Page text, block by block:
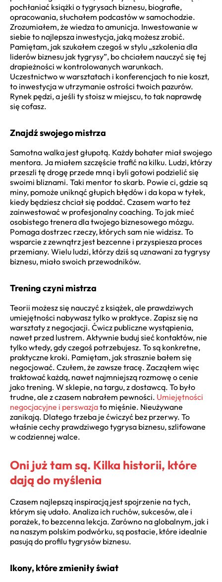
pochłaniać książki o tygrysach biznesu, biografie,
opracowania, słuchałem podcastów w samochodzie.
Zrozumiałem, że wiedza to amunicja. Inwestowanie w
siebie to najlepsza inwestycja, jaką możesz zrobić.
Pamiętam, jak szukałem czegoś w stylu „szkolenia dla
liderów biznesu jak tygrysy”, bo chciałem nauczyć się tej
drapieżności w kontrolowanych warunkach.
Uczestnictwo w warsztatach i konferencjach to nie koszt,
to inwestycja w utrzymanie ostrości twoich pazurów.
Rynek pędzi, a jeśli ty stoisz w miejscu, to tak naprawdę
się cofasz.
Znajdź swojego mistrza
Samotna walka jest głupotą. Każdy bohater miał swojego
mentora. Ja miałem szczęście trafić na kilku. Ludzi, którzy
przeszli tę drogę przede mną i byli gotowi podzielić się
swoimi bliznami. Taki mentor to skarb. Powie ci, gdzie są
miny, pomoże uniknąć głupich błędów i da kopa w tyłek,
kiedy będziesz chciał się poddać. Czasem warto też
zainwestować w profesjonalny coaching. To jak mieć
osobistego trenera dla twojego biznesowego mózgu.
Pomaga dostrzec rzeczy, których sam nie widzisz. To
wsparcie z zewnątrz jest bezcenne i przyspiesza proces
przemiany. Wielu ludzi, którzy dziś są uznawani za tygrysy
biznesu, miało swoich przewodników.
Trening czyni mistrza
Teorii możesz się nauczyć z książek, ale prawdziwych
umiejętności nabywasz tylko w praktyce. Zapisz się na
warsztaty z negocjacji. Ćwicz publiczne wystąpienia,
nawet przed lustrem. Aktywnie buduj sieć kontaktów, nie
tylko wtedy, gdy czegoś potrzebujesz. To są konkretne,
praktyczne kroki. Pamiętam, jak strasznie bałem się
negocjować. Czułem, że zawsze tracę. Zacząłem więc
traktować każdą, nawet najmniejszą rozmowę o cenie
jako trening. W sklepie, na targu, z dostawcą. To było
trudne, ale z czasem nabrałem pewności. Umiejętności
negocjacyjne i perswazjato mięśnie. Nieużywane
zanikają. Dlatego trzeba je ćwiczyć bez przerwy. To
właśnie cechy prawdziwego tygrysa biznesu, szlifowane
w codziennej walce.
Oni już tam są. Kilka historii, które
dają do myślenia
Czasem najlepszą inspiracją jest spojrzenie na tych,
którym się udało. Analiza ich ruchów, sukcesów, ale i
porażek, to bezcenna lekcja. Zarówno na globalnym, jak i
na naszym polskim podwórku, są postacie, które idealnie
pasują do profilu tygrysów biznesu.
Ikony, które zmieniły świat